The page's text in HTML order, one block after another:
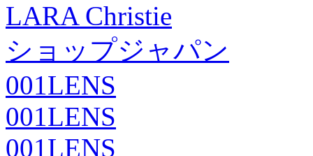
LARA Christie
ショップジャパン
001LENS
001LENS
001LENS